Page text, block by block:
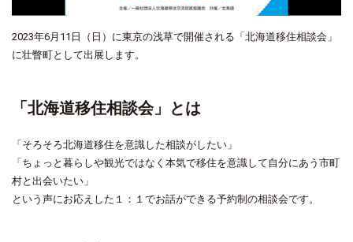
2023年6月11日（日）に東京の浅草で開催される「北海道移住相談会」
に壮瞥町として出展します。
「北海道移住相談会」とは
「そろそろ北海道移住を意識した相談がしたい」
「ちょっと暮らしや観光ではなく本気で移住を意識して自分にあう市町
村と出会いたい」
という声にお応えした１：１でお話ができる予約制の相談会です。